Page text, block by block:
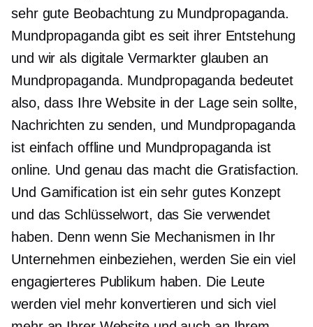
sehr gute Beobachtung zu Mundpropaganda.
Mundpropaganda gibt es seit ihrer Entstehung
und wir als digitale Vermarkter glauben an
Mundpropaganda. Mundpropaganda bedeutet
also, dass Ihre Website in der Lage sein sollte,
Nachrichten zu senden, und Mundpropaganda
ist einfach offline und Mundpropaganda ist
online. Und genau das macht die Gratisfaction.
Und Gamification ist ein sehr gutes Konzept
und das Schlüsselwort, das Sie verwendet
haben. Denn wenn Sie Mechanismen in Ihr
Unternehmen einbeziehen, werden Sie ein viel
engagierteres Publikum haben. Die Leute
werden viel mehr konvertieren und sich viel